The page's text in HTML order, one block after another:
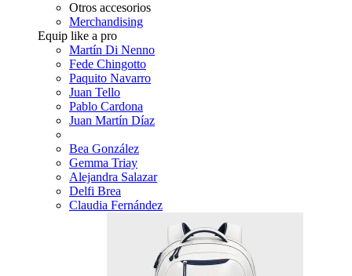
Otros accesorios
Merchandising
Equip like a pro
Martín Di Nenno
Fede Chingotto
Paquito Navarro
Juan Tello
Pablo Cardona
Juan Martín Díaz
Bea González
Gemma Triay
Alejandra Salazar
Delfi Brea
Claudia Fernández